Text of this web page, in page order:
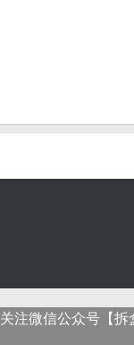
关注微信公众号【拆